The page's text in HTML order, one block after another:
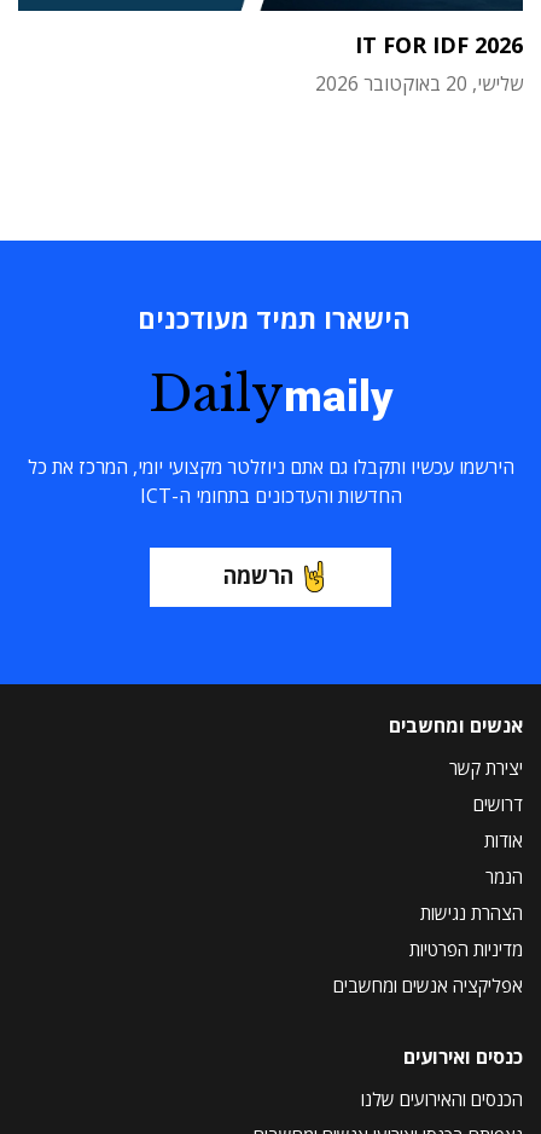
IT FOR IDF 2026
שלישי, 20 באוקטובר 2026
הישארו תמיד מעודכנים
Dailymaily
הירשמו עכשיו ותקבלו גם אתם ניוזלטר מקצועי יומי, המרכז את כל
החדשות והעדכונים בתחומי ה-ICT
הרשמה
אנשים ומחשבים
יצירת קשר
דרושים
אודות
הנמר
הצהרת נגישות
מדיניות הפרטיות
אפליקציה אנשים ומחשבים
כנסים ואירועים
הכנסים והאירועים שלנו